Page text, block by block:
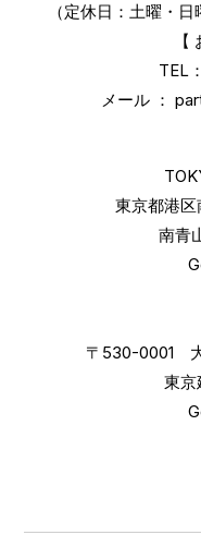
（定休日：土曜・
【
TEL
メール ：
東京都港区
南青
〒530-0001 大
東京